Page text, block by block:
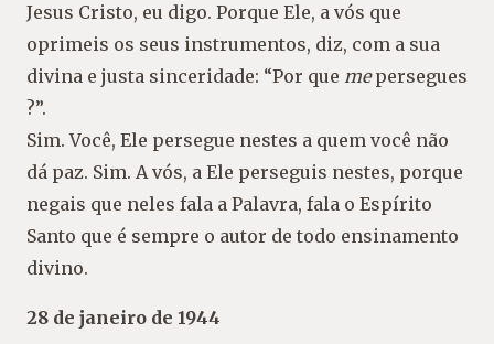
Jesus Cristo, eu digo. Porque Ele, a vós que
oprimeis os seus instrumentos, diz, com a sua
divina e justa sinceridade: “Por que mepersegues
?”.
Sim. Você, Ele persegue nestes a quem você não
dá paz. Sim. A vós, a Ele perseguis nestes, porque
negais que neles fala a Palavra, fala o Espírito
Santo que é sempre o autor de todo ensinamento
divino.
28 de janeiro de 1944